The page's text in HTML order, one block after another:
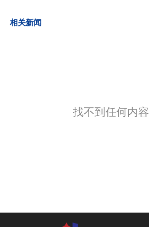
相关新闻
找不到任何内容